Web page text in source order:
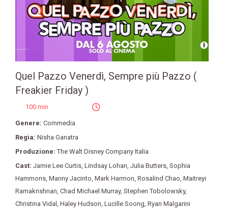
Quel Pazzo Venerdì, Sempre più Pazzo (
Freakier Friday )
100 min
Genere: Commedia
Regia: Nisha Ganatra
Produzione:The Walt Disney Company Italia
Cast: Jamie Lee Curtis Lindsay Lohan Julia Butters Sophia
Hammons Manny Jacinto Mark Harmon Rosalind Chao Maitreyi
Ramakrishnan Chad Michael Murray, Stephen Tobolowsky,
Christina Vidal Haley Hudson Lucille Soong Ryan Malgarini